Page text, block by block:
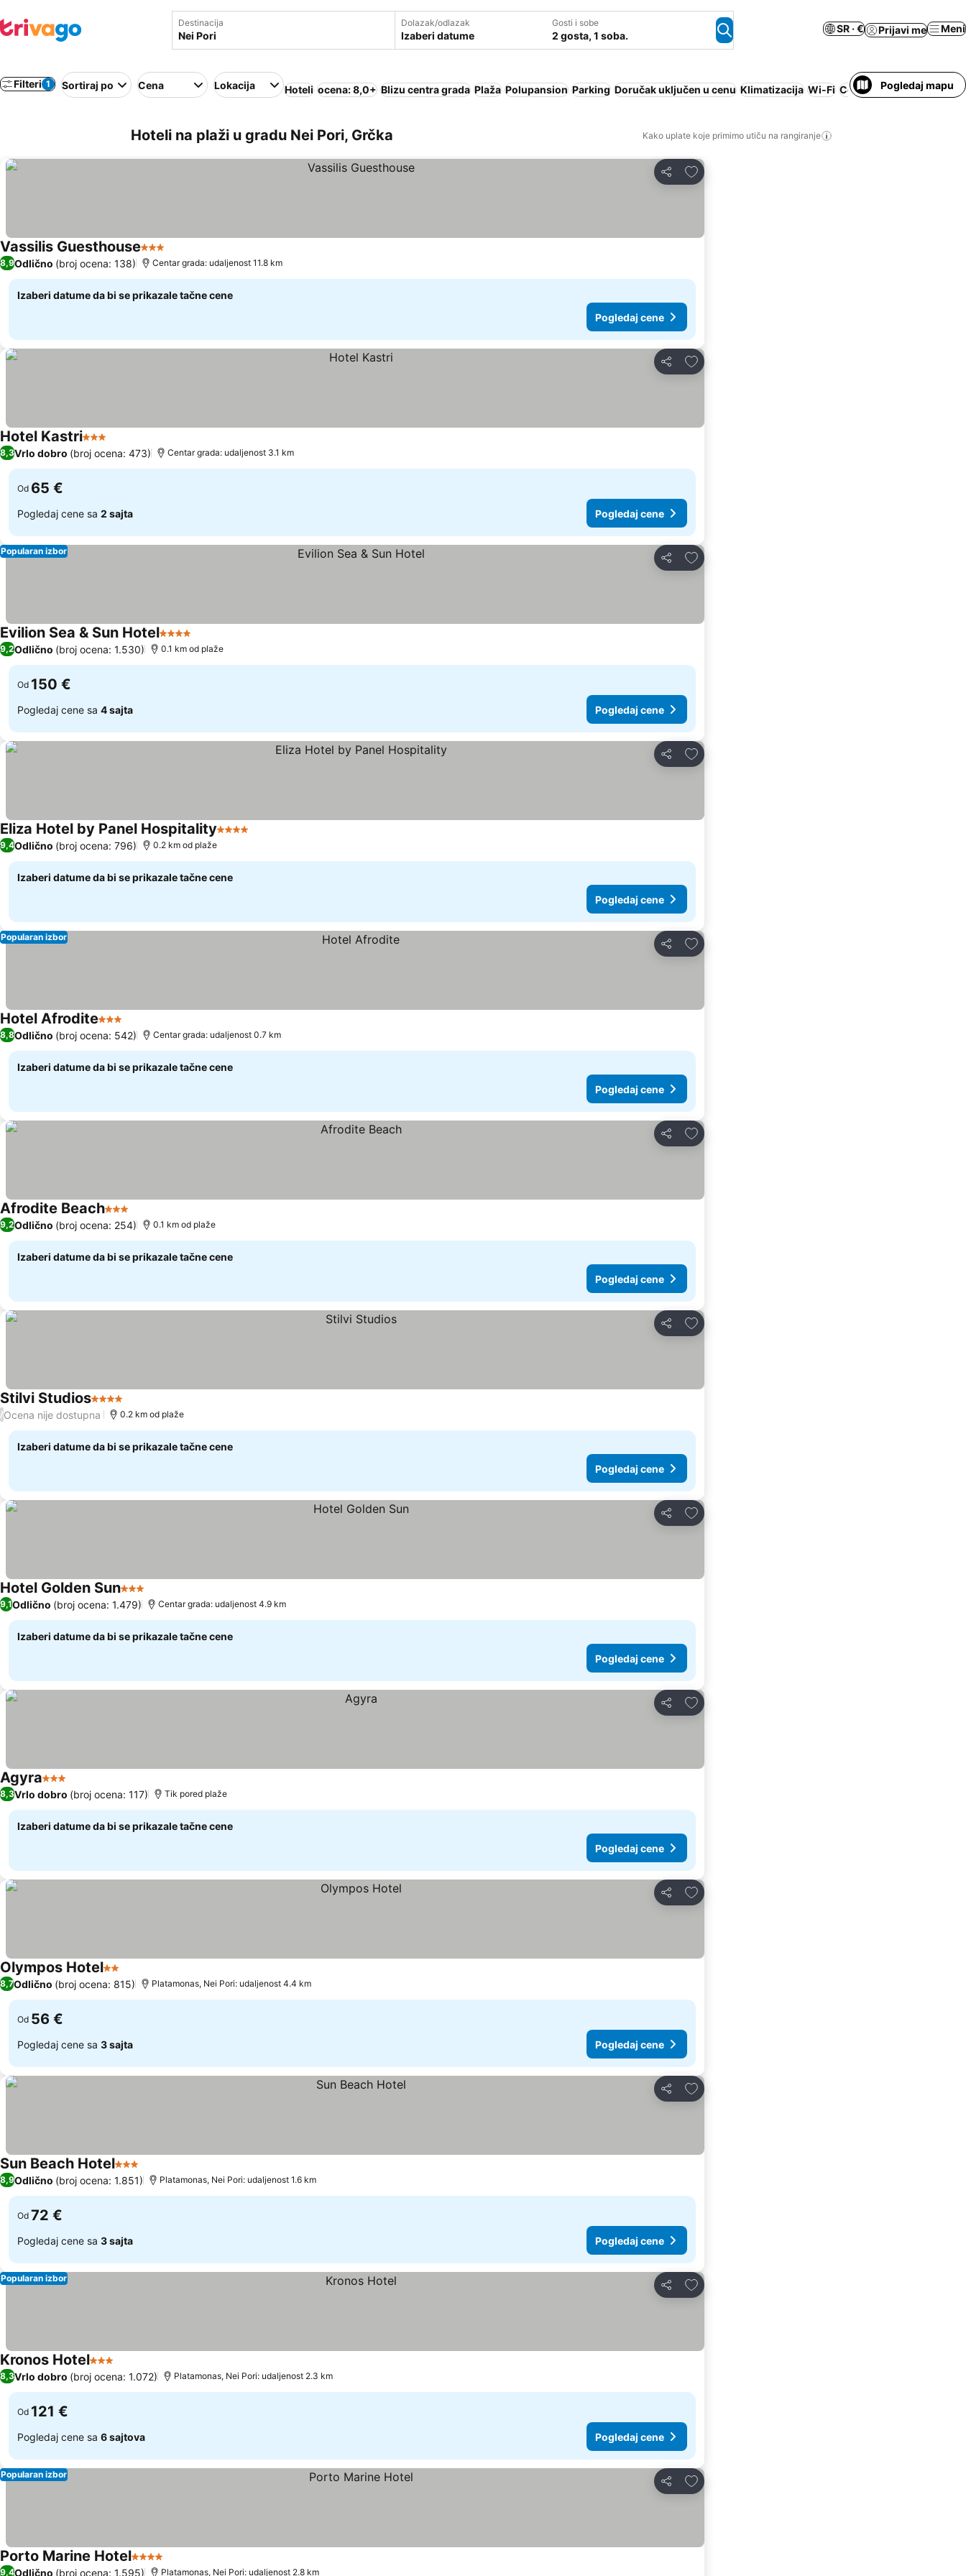
Destinacija Dolazak/odlazak
Izaberi datume
Gosti i sobe
2 gosta, 1 soba.
SR · € Prijavi me Meni
Filteri 1 Sortiraj po Cena Lokacija Hoteli ocena: 8,0+ Blizu centra grada Plaža Polupansion Parking Doručak uključen u cenu Klimatizacija Wi-Fi Cela kuća/apartman
Pogledaj mapu
Hoteli na plaži u gradu Nei Pori, Grčka Kako uplate koje primimo utiču na rangiranje
Deli
Dodati u favorite
Vassilis Guesthouse3 Zvezdice
8,9Odlično (broj ocena: 138) Centar grada: udaljenost 11.8 km
Izaberi datume da bi se prikazale tačne cene
Pogledaj cene
Deli
Dodati u favorite
Hotel Kastri3 ZvezdicePogledaj cene
8,3Vrlo dobro (broj ocena: 473) Centar grada: udaljenost 3.1 km
Od 65 €
Pogledaj cene sa 2 sajta Pogledaj cene
Deli
Dodati u favorite
Popularan izbor
Evilion Sea & Sun Hotel4 Zvezdice
9,2Odlično (broj ocena: 1.530) 0.1 km od plaže
Od 150 €
Pogledaj cene sa 4 sajta Pogledaj cene
Deli
Dodati u favorite
Eliza Hotel by Panel Hospitality4 Zvezdice
9,4Odlično (broj ocena: 796) 0.2 km od plaže
Izaberi datume da bi se prikazale tačne cene
Pogledaj cene
Deli
Dodati u favorite
Popularan izbor
Hotel Afrodite3 ZvezdicePogledaj cene
8,8Odlično (broj ocena: 542) Centar grada: udaljenost 0.7 km
Izaberi datume da bi se prikazale tačne cene
Pogledaj cene
Deli
Dodati u favorite
Afrodite Beach3 ZvezdicePogledaj cene
9,2Odlično (broj ocena: 254) 0.1 km od plaže
Izaberi datume da bi se prikazale tačne cene
Pogledaj cene
Deli
Dodati u favorite
Stilvi Studios4 Zvezdice
/Ocena nije dostupna 0.2 km od plaže
Izaberi datume da bi se prikazale tačne cene
Pogledaj cene
Deli
Dodati u favorite
Hotel Golden Sun3 ZvezdicePogledaj cene
9,1Odlično (broj ocena: 1.479) Centar grada: udaljenost 4.9 km
Izaberi datume da bi se prikazale tačne cene
Pogledaj cene
Deli
Dodati u favorite
Agyra3 Zvezdice
8,3Vrlo dobro (broj ocena: 117) Tik pored plaže
Izaberi datume da bi se prikazale tačne cene
Pogledaj cene
Deli
Dodati u favorite
Olympos Hotel2 ZvezdicePogledaj cene
8,7Odlično (broj ocena: 815) Platamonas, Nei Pori: udaljenost 4.4 km
Od 56 €
Pogledaj cene sa 3 sajta Pogledaj cene
Deli
Dodati u favorite
Sun Beach Hotel3 ZvezdicePogledaj cene
8,9Odlično (broj ocena: 1.851) Platamonas, Nei Pori: udaljenost 1.6 km
Od 72 €
Pogledaj cene sa 3 sajta Pogledaj cene
Deli
Dodati u favorite
Popularan izbor
Kronos Hotel3 ZvezdicePogledaj cene
8,3Vrlo dobro (broj ocena: 1.072) Platamonas, Nei Pori: udaljenost 2.3 km
Od 121 €
Pogledaj cene sa 6 sajtova Pogledaj cene
Deli
Dodati u favorite
Popularan izbor
Porto Marine Hotel4 Zvezdice
9,4Odlično (broj ocena: 1.595) Platamonas, Nei Pori: udaljenost 2.8 km